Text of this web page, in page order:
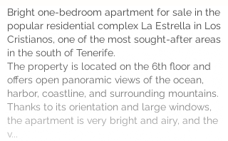
Bright one-bedroom apartment for sale in the
popular residential complex La Estrella in Los
Cristianos, one of the most sought-after areas
in the south of Tenerife.
The property is located on the 6th floor and
offers open panoramic views of the ocean,
harbor, coastline, and surrounding mountains.
Thanks to its orientation and large windows,
the apartment is very bright and airy, and the
v...